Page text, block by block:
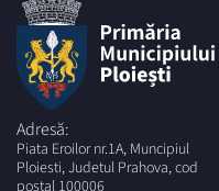
Adresă:
Piata Eroilor nr.1A, Muncipiul
Ploiesti, Judetul Prahova, cod
postal 100006